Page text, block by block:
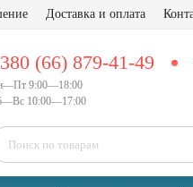
Доставка и оплата
(66) 879-41-49
9:00—18:00
10:00—17:00